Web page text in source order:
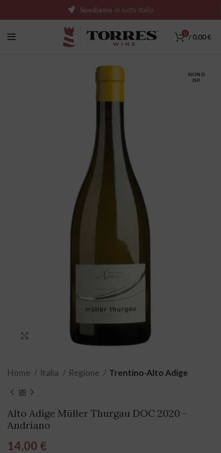
0 / 0,00€
NON D
ISP.
Click to enlarge
Home Italia Regione Trentino-Alto Adige
Alto Adige Müller Thurgau DOC 2020 –
Andriano
14,00 €
Spediamo in tutta Italia